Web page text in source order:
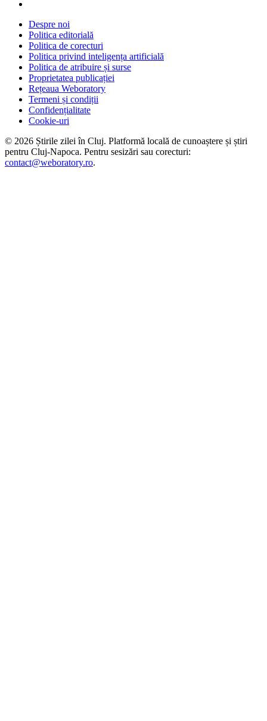
Despre noi
Politica editorială
Politica de corecturi
Politica privind inteligența artificială
Politica de atribuire și surse
Proprietatea publicației
Rețeaua Weboratory
Termeni și condiții
Confidențialitate
Cookie-uri
© 2026 Știrile zilei în Cluj. Platformă locală de cunoaștere și știri
pentru Cluj-Napoca. Pentru sesizări sau corecturi:
contact@weboratory.ro.